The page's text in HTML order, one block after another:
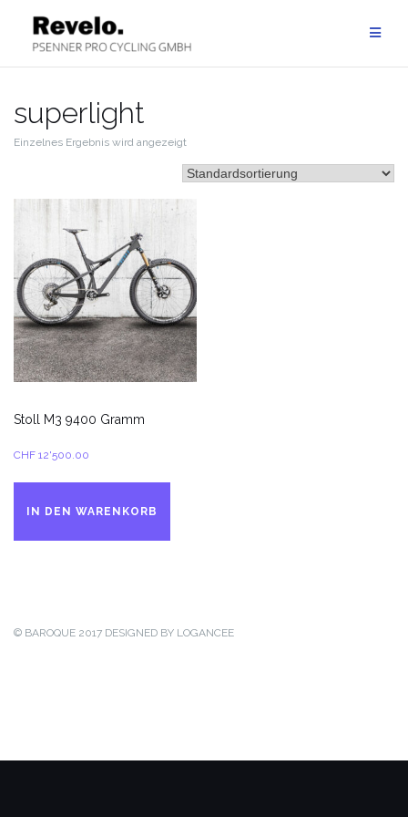
Inhalt
springen
superlight
Einzelnes Ergebnis wird angezeigt
Stoll M3 9400 Gramm
CHF 12'500.00
IN DEN WARENKORB
© BAROQUE 2017 DESIGNED BY LOGANCEE